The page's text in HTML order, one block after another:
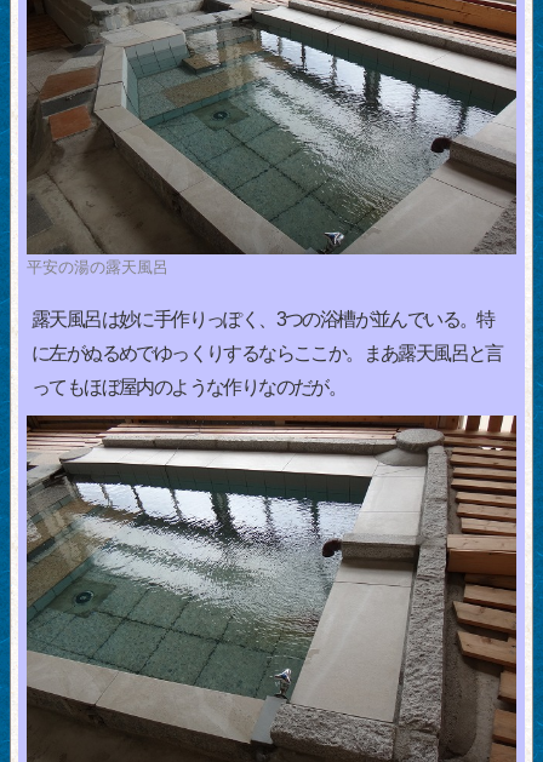
平安の湯の露天風呂
露天風呂は妙に手作りっぽく、3つの浴槽が並んでいる。特
に左がぬるめでゆっくりするならここか。まあ露天風呂と言
ってもほぼ屋内のような作りなのだが。